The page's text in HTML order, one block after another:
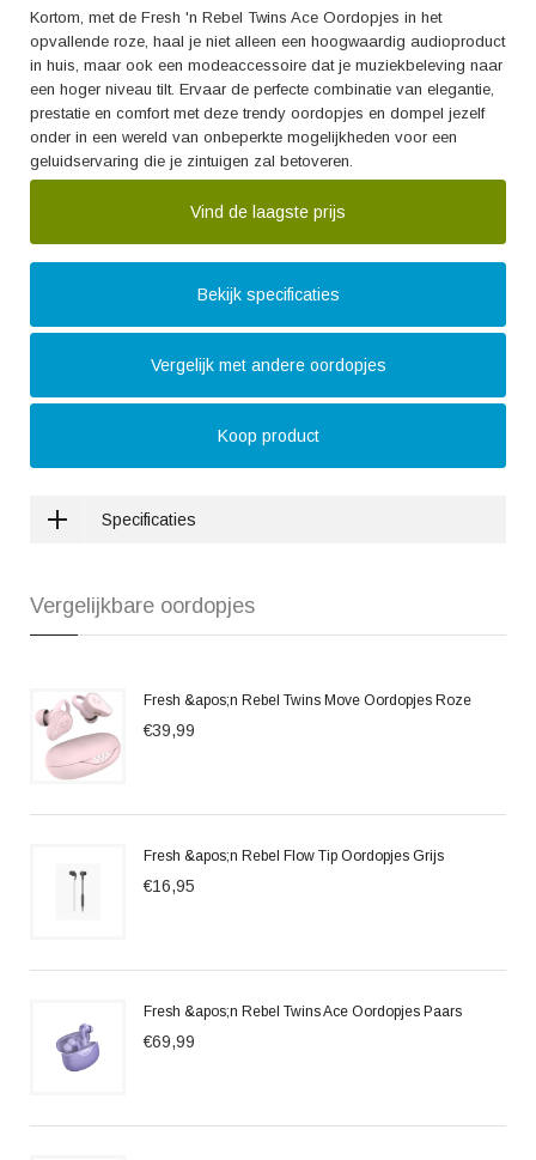
Kortom, met de Fresh 'n Rebel Twins Ace Oordopjes in het
opvallende roze, haal je niet alleen een hoogwaardig audioproduct
in huis, maar ook een modeaccessoire dat je muziekbeleving naar
een hoger niveau tilt. Ervaar de perfecte combinatie van elegantie,
prestatie en comfort met deze trendy oordopjes en dompel jezelf
onder in een wereld van onbeperkte mogelijkheden voor een
geluidservaring die je zintuigen zal betoveren.
Vind de laagste prijs
Bekijk specificaties
Vergelijk met andere oordopjes
Koop product
Specificaties
Vergelijkbare oordopjes
Fresh &apos;n Rebel Twins Move Oordopjes Roze
€39,99
Fresh &apos;n Rebel Flow Tip Oordopjes Grijs
€16,95
Fresh &apos;n Rebel Twins Ace Oordopjes Paars
€69,99